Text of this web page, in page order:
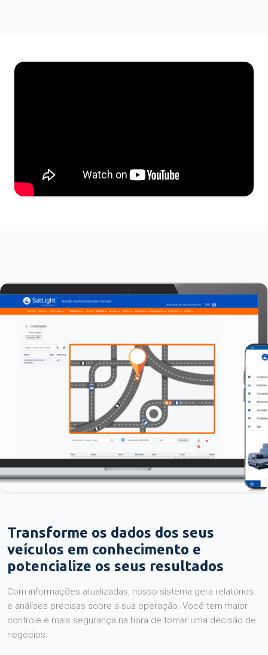
Transforme os dados dos seus
veículos em conhecimento e
potencialize os seus resultados
Com informações atualizadas, nosso sistema gera relatórios
e análises precisas sobre a sua operação. Você tem maior
controle e mais segurança na hora de tomar uma decisão de
negócios.